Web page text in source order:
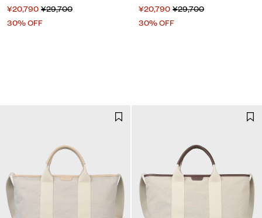
¥20,790 ¥29,700
30% OFF
¥20,790 ¥29,700
30% OFF